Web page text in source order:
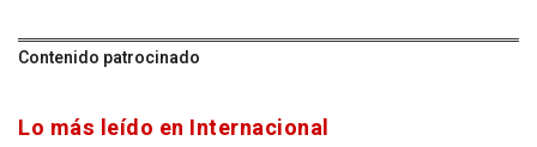
Contenido patrocinado
Lo más leído en Internacional